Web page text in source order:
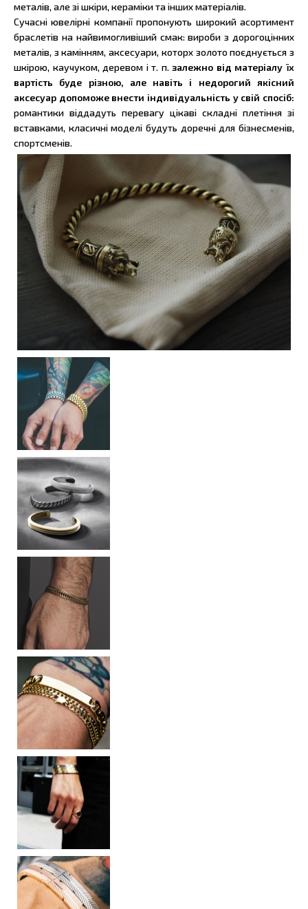
металів, але зі шкіри, кераміки та інших матеріалів.
Сучасні ювелірні компанії пропонують широкий асортимент
браслетів на найвимогливіший смак: вироби з дорогоцінних
металів, з камінням, аксесуари, которх золото поєднується з
шкірою, каучуком, деревом і т. п.залежно від матеріалу їх
вартість буде різною, але навіть і недорогий якісний
аксесуар допоможе внести індивідуальність у свій спосіб:
романтики віддадуть перевагу цікаві складні плетіння зі
вставками, класичні моделі будуть доречні для бізнесменів,
спортсменів.